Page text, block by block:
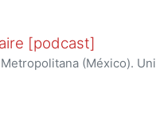
[podcast]
(México).